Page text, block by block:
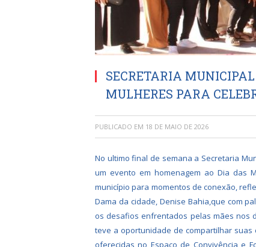
SECRETARIA
MULHERES PARA
PUBLICADO EM 18 DE MAIO DE 2026
No ultimo final de semana a Secretaria
um evento em homenagem ao Dia das
município para momentos de conexão,
Dama da cidade, Denise Bahia,que com
os desafios enfrentados pelas mães nos
teve a oportunidade de compartilhar
oferecidas no Espaço de Convivência e